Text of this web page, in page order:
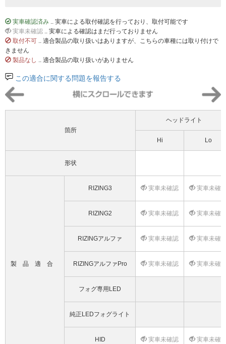
実車確認済み .. 実車による取付確認を行っており、取付可能です
実車未確認 .. 実車による確認はまだ行っておりません
取付不可 .. 適合製品の取り扱いはありますが、こちらの車種には取り付けで
きません
製品なし .. 適合製品の取り扱いがありません
この適合に関する問題を報告する
箇所
ヘッドライト
Hi Lo
形状
製品適合
RIZING3 実車未確認 実車未確
RIZING2 実車未確認 実車未確
RIZINGアルファ 実車未確認 実車未確
RIZINGアルファPro 実車未確認 実車未確
フォグ専用LED
純正LEDフォグライト
HID 実車未確認 実車未確